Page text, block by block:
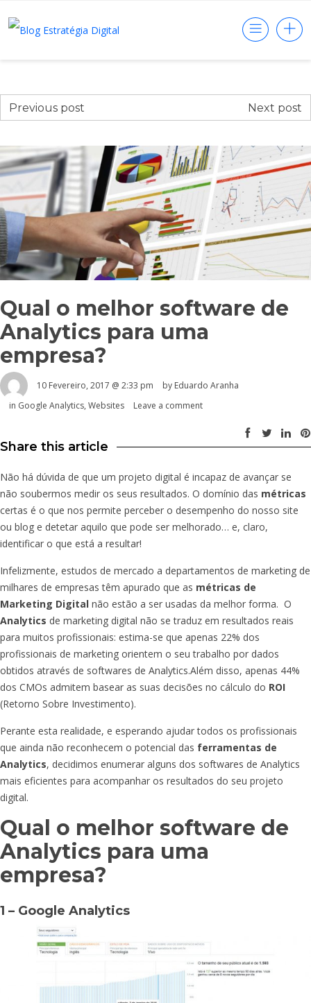
Previous post Next post
Qual o melhor software de
Analytics para uma
empresa?
10 Fevereiro, 2017 @ 2:33 pm by Eduardo Aranha
in Google Analytics, Websites Leave a comment
Share this article
Não há dúvida de que um projeto digital é incapaz de avançar se
não soubermos medir os seus resultados. O domínio das métricas
certas é o que nos permite perceber o desempenho do nosso site
ou blog e detetar aquilo que pode ser melhorado… e, claro,
identificar o que está a resultar!
Infelizmente, estudos de mercado a departamentos de marketing de
milhares de empresas têm apurado que as métricas de
Marketing Digital não estão a ser usadas da melhor forma. O
Analytics de marketing digital não se traduz em resultados reais
para muitos profissionais: estima-se que apenas 22% dos
profissionais de marketing orientem o seu trabalho por dados
obtidos através de softwares de Analytics.Além disso, apenas 44%
dos CMOs admitem basear as suas decisões no cálculo do ROI
(Retorno Sobre Investimento).
Perante esta realidade, e esperando ajudar todos os profissionais
que ainda não reconhecem o potencial das ferramentas de
Analytics, decidimos enumerar alguns dos softwares de Analytics
mais eficientes para acompanhar os resultados do seu projeto
digital.
Qual o melhor software de
Analytics para uma
empresa?
1 – Google Analytics